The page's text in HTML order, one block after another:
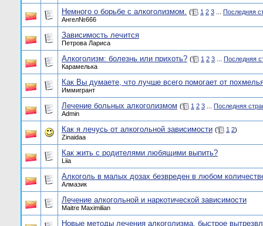
Немного о борьбе с алкоголизмом. ( 1 2 3
Последняя
Ангел№666
Зависимость лечится
Петрова Лариса
Алкоголизм: болезнь или прихоть? ( 1 2 3
Последняя
Карамелька
Как Вы думаете, что лучше всего помогает от
Иммигрант
Лечение больных алкоголизмом ( 1 2 3
Последняя
Admin
Как я лечусь от алкогольной зависимости ( 1 2)
Zinaidaa
Как жить с родителями любящими выпить?
Liia
Алкоголь в малых дозах безвреден в любом
Алмазик
Лечение алкогольной и наркотической зависимости
Maitre Maximilian
Новые методы лечения алкоголизма, быстрое